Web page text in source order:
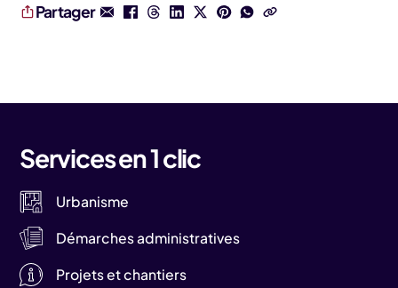
Partager
Services en 1 clic
Urbanisme
Démarches administratives
Projets et chantiers